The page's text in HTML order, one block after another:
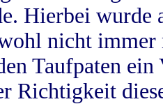
Hierbei wurde
nicht
Taufpaten
Richtigkeit